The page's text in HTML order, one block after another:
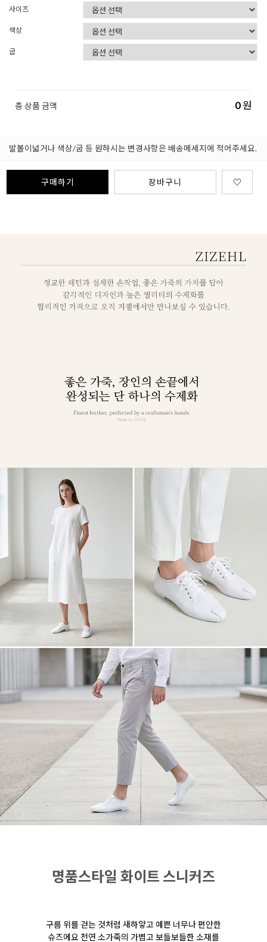
사이즈
색상
굽
총 상품 금액 0원
발볼이넓거나 색상/굽 등 원하시는 변경사항은 배송메세지에 적어주세요.
구매하기 장바구니 ♡
명품스타일 화이트 스니커즈
구름 위를 걷는 것처럼 새하얗고 예쁜 너무나 편안한
슈즈에요 천연 소가죽의 가볍고 보들보들한 소재를